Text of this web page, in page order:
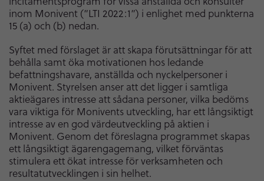
inom Monivent (”LTI 2022:1”) i enlighet med punkterna
15 (a) och (b) nedan.
Syftet med förslaget är att skapa förutsättningar för att
behålla samt öka motivationen hos ledande
befattningshavare, anställda och nyckelpersoner i
Monivent. Styrelsen anser att det ligger i samtliga
aktieägares intresse att sådana personer, vilka bedöms
vara viktiga för Monivents utveckling, har ett långsiktigt
intresse av en god värdeutveckling på aktien i
Monivent. Genom det föreslagna programmet skapas
ett långsiktigt ägarengagemang, vilket förväntas
stimulera ett ökat intresse för verksamheten och
resultatutvecklingen i sin helhet.